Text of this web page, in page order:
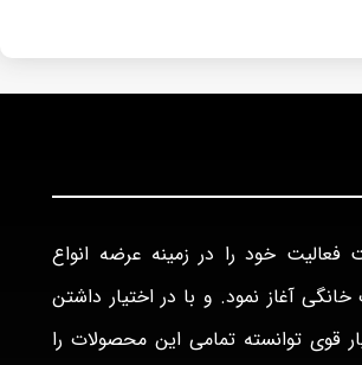
فعاليت خود را در زمينه عرضه انواع
آغاز نمود. و با در اختيار داشتن
قوی توانسته تمامی اين محصولات را